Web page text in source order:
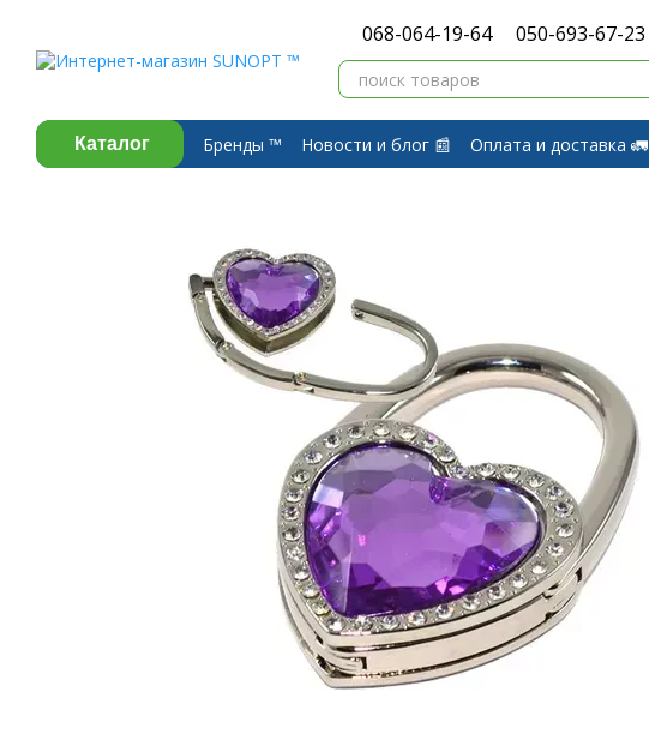
068-064-19-64 050-693-67-23
Каталог Бренды ™️ Новости и блог 📰 Оплата и доставка 🚛
Договор публичной оферты
Обмен и Возврат